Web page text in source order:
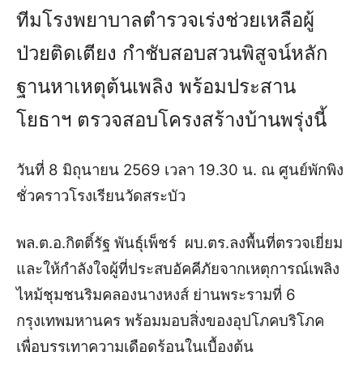
ทีมโรงพยาบาลตำรวจเร่งช่วยเหลือผู้
ป่วยติดเตียง กำชับสอบสวนพิสูจน์หลัก
ฐานหาเหตุต้นเพลิง พร้อมประสาน
โยธาฯ ตรวจสอบโครงสร้างบ้านพรุ่งนี้
วันที่ 8 มิถุนายน 2569 เวลา 19.30 น. ณ ศูนย์พักพิง
ชั่วคราวโรงเรียนวัดสระบัว
พล.ต.อ.กิตติ์รัฐ พันธุ์เพ็ชร์ ผบ.ตร.ลงพื้นที่ตรวจเยี่ยม
และให้กำลังใจผู้ที่ประสบอัคคีภัยจากเหตุการณ์เพลิง
ไหม้ชุมชนริมคลองนางหงส์ ย่านพระรามที่ 6
กรุงเทพมหานคร พร้อมมอบสิ่งของอุปโภคบริโภค
เพื่อบรรเทาความเดือดร้อนในเบื้องต้น